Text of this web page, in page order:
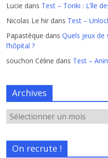
Lucie dans Test – Toriki : L’île
Nicolas Le hir dans Test –
Papastèque dansQuels jeux de
l’hôpital ?
souchon Céline dans Test –
Archives
On recrute !